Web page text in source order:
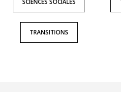
SCIENCES SOCIALES
TRANSITIONS